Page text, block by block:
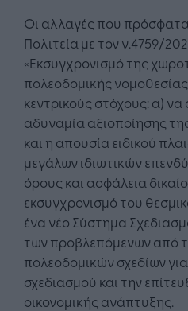
Οι αλλαγές που
Πολιτεία με τον ν.4759/
«Εκσυγχρονισμό της
πολεοδομικής
κεντρικούς στόχους: α) να
αδυναμία αξιοποίησης
και η απουσία ειδικού
μεγάλων ιδιωτικών
όρους και ασφάλεια
εκσυγχρονισμό του
ένα νέο Σύστημα
των προβλεπόμενων από
πολεοδομικών σχεδίων
σχεδιασμού και την
οικονομικής ανάπτυξης.